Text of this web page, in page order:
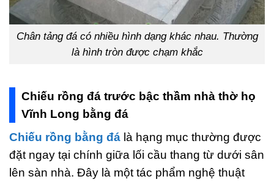
Chân tảng đá có nhiều hình dạng khác nhau. Thường
là hình tròn được chạm khắc
Chiếu rồng đá trước bậc thầm nhà thờ họ
Vĩnh Long bằng đá
Chiếu rồng bằng đá là hạng mục thường được
đặt ngay tại chính giữa lối cầu thang từ dưới sân
lên sàn nhà. Đây là một tác phẩm nghệ thuật